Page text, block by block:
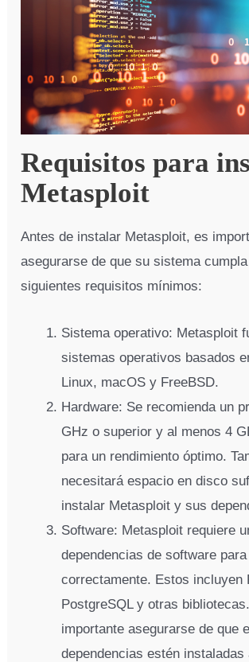
Requisitos para
Metasploit
Antes de instalar Metasploit, es
asegurarse de que su sistema
siguientes requisitos mínimos:
Sistema operativo: Metasploit
sistemas operativos basados
Linux, macOS y FreeBSD.
Hardware: Se recomienda un
GHz o superior y al menos 4
para un rendimiento óptimo.
necesitará espacio en disco
instalar Metasploit y sus
Software: Metasploit requiere
dependencias de software
correctamente. Estos incluyen
PostgreSQL y otras
importante asegurarse de que
dependencias estén instaladas